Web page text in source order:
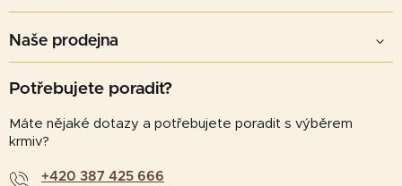
Naše prodejna
Potřebujete poradit?
Máte nějaké dotazy a potřebujete poradit s výběrem
krmiv?
+420 387 425 666